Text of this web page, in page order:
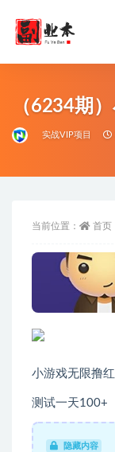
（6234期
实战VIP项目
当前位置： 首页
小游戏无限撸
测试一天100+
隐藏内容